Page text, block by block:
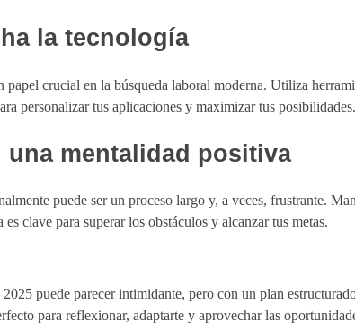
la tecnología
papel crucial en la búsqueda laboral moderna. Utiliza
personalizar tus aplicaciones y maximizar tus posibilidades.
una mentalidad positiva
puede ser un proceso largo y, a veces, frustrante.
clave para superar los obstáculos y alcanzar tus metas.
puede parecer intimidante, pero con un plan
para reflexionar, adaptarte y aprovechar las